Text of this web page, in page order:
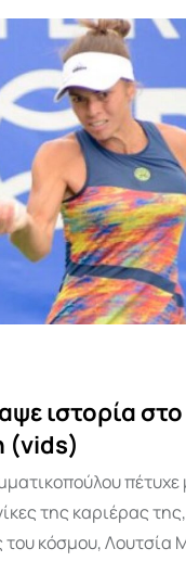
ιστορία
(vids)
πέτυχε
της καριέρας
του κόσμου, Λουτσία